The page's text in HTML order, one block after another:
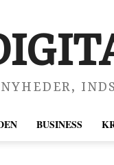
NYHEDER,
BUSINESS